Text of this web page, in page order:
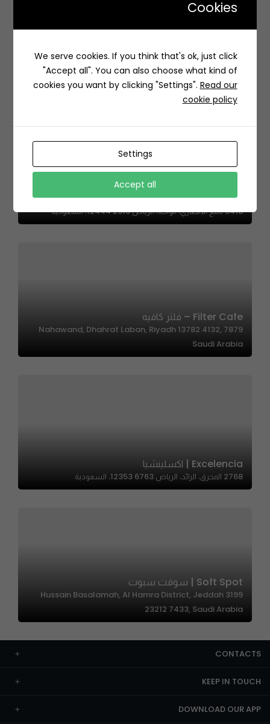
Also| أولسو
4 Apple Bakery – فور ابل بيكري
8418 نافع الانصاري، الواحة، الرياض 12444 2319، السعودية
Filter Cafe – فلتر كافيه
7879 Nahawand, Dhahrat Laban, Riyadh 13782 4132,
Saudi Arabia
Excelencia | اكسلينشيا
2768 المحرق، الرائد، الرياض 12353 6763، السعودية
Soft Spot | سوفت سبوت
3199 Hussain Basalamah, Al Hamra District, Jeddah
23212 7433, Saudi Arabia
CONTACTS
KEEP IN TOUCH
DOWNLOAD OUR APP
Cookies
We serve cookies. If you think that's ok, just click
"Accept all". You can also choose what kind of
cookies you want by clicking "Settings". Read our
cookie policy
Settings
Accept all